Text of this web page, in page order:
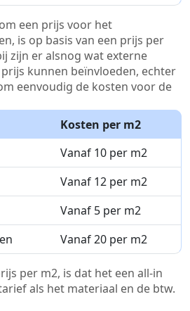
een prijs voor het
is op basis van een prijs per
zijn er alsnog wat externe
kunnen beïnvloeden, echter
eenvoudig de kosten voor de
Kosten per m2
Vanaf 10 per m2
Vanaf 12 per m2
Vanaf 5 per m2
Vanaf 20 per m2
per m2, is dat het een all-in
als het materiaal en de btw.